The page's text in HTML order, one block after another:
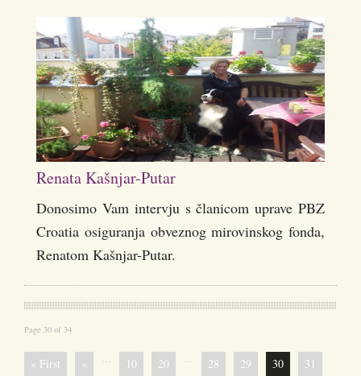
Renata Kašnjar-Putar
Donosimo Vam intervju s članicom uprave PBZ
Croatia osiguranja obveznog mirovinskog fonda,
Renatom Kašnjar-Putar.
Page 30 of 34
« First « ... 10 20 ... 28 29 30
31